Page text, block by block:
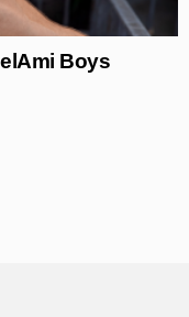
Boys